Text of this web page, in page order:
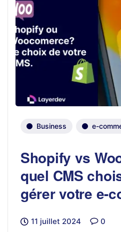
Business e-
Shopify vs
quel CMS
gérer votre e-
11 juillet 2024 0